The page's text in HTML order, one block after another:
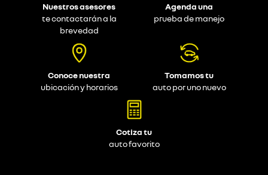
Nuestros asesores
te contactarán a la
brevedad
Agenda una
prueba de manejo
Conoce nuestra
ubicación y horarios
Tomamos tu
auto por uno nuevo
Cotiza tu
auto favorito